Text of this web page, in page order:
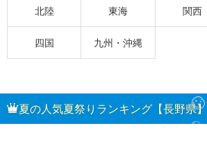
北陸 東海 関西
四国 九州・沖縄
夏の人気夏祭りランキング【長野県】